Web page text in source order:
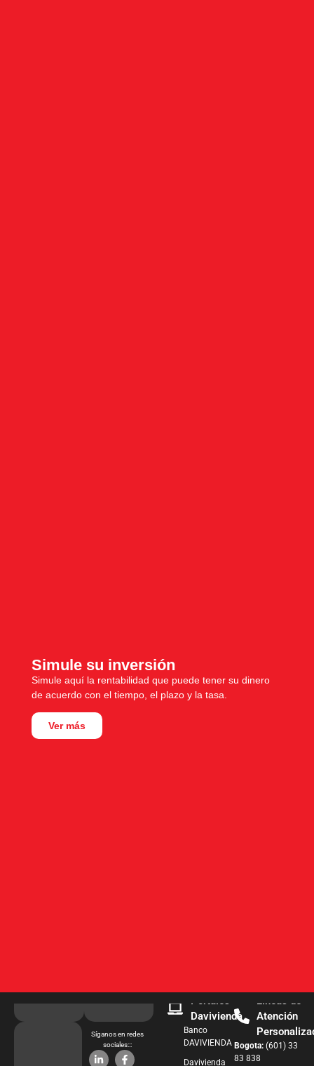
Simule su inversión
Simule aquí la rentabilidad que puede tener su dinero
de acuerdo con el tiempo, el plazo y la tasa.
Ver más
Síganos en redes
sociales:::
Portales
Davivienda
Banco
DAVIVIENDA
Davivienda
Líneas de
Atención
Bogota: (601) 33
83 838